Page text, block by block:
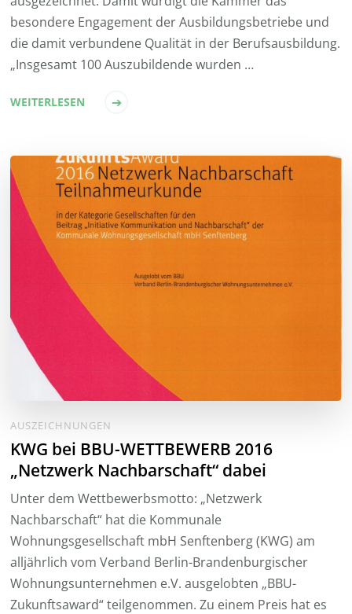
besondere Engagement der Ausbildungsbetriebe und
die damit verbundene Qualität in der Berufsausbildung.
„Insgesamt 100 Auszubildende wurden …
WEITERLESEN
AUSZEICHNUNGEN
KWG bei BBU-WETTBEWERB 2016
„Netzwerk Nachbarschaft“ dabei
Unter dem Wettbewerbsmotto: „Netzwerk
Nachbarschaft“ hat die Kommunale
Wohnungsgesellschaft mbH Senftenberg (KWG) am
alljährlich vom Verband Berlin-Brandenburgischer
Wohnungsunternehmen e.V. ausgelobten „BBU-
Zukunftsaward“ teilgenommen. Zu einem Preis hat es